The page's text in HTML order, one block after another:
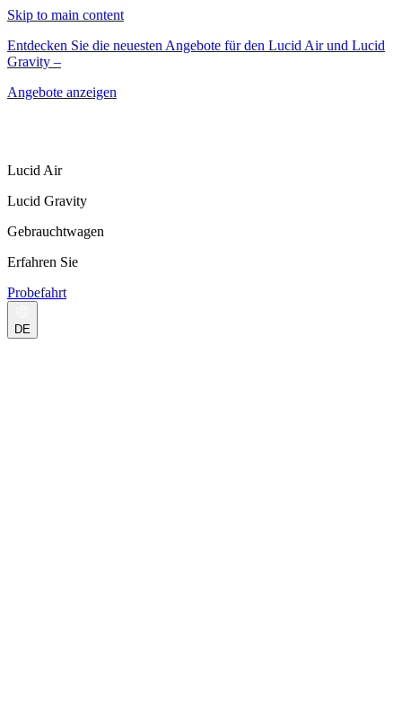
Skip to main content
Entdecken Sie die neuesten Angebote für den Lucid Air und Lucid
Gravity –
Angebote anzeigen
Lucid Air
Lucid Gravity
Gebrauchtwagen
Erfahren Sie
Probefahrt
DE